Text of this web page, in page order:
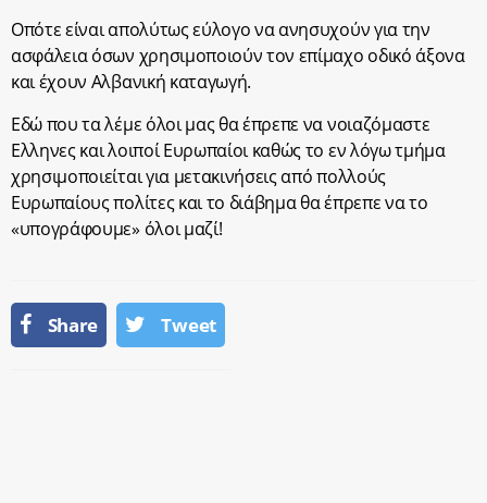
Οπότε είναι απολύτως εύλογο να ανησυχούν για την
ασφάλεια όσων χρησιμοποιούν τον επίμαχο οδικό άξονα
και έχουν Αλβανική καταγωγή.
Εδώ που τα λέμε όλοι μας θα έπρεπε να νοιαζόμαστε
Ελληνες και λοιποί Ευρωπαίοι καθώς το εν λόγω τμήμα
χρησιμοποιείται για μετακινήσεις από πολλούς
Ευρωπαίους πολίτες και το διάβημα θα έπρεπε να το
«υπογράφουμε» όλοι μαζί!
Share Tweet